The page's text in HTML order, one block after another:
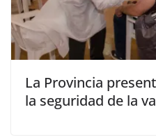
La Provincia
la seguridad de la